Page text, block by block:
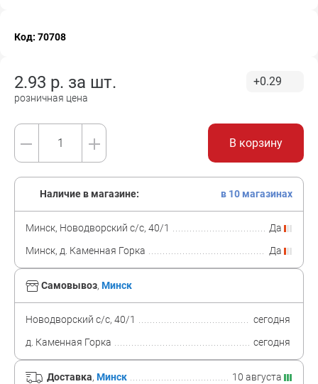
Код: 70708
2.93 р. за шт.
розничная цена
+0.29
В корзину
Самовывоз, Минск
Новодворский с/с, 40/1
сегодня
д. Каменная Горка
сегодня
Доставка, Минск 10 августа
Наличие в магазине: в 10 магазинах
Минск, Новодворский с/с, 40/1
Да
Минск, д. Каменная Горка
Да